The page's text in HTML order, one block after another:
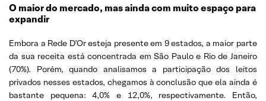
O maior do mercado, mas ainda com muito espaço para
expandir
Embora a Rede D’Or esteja presente em 9 estados, a maior parte
da sua receita está concentrada em São Paulo e Rio de Janeiro
(70%). Porém, quando analisamos a participação dos leitos
privados nesses estados, chegamos à conclusão que ela ainda é
bastante pequena: 4,0% e 12,0%, respectivamente. Então,